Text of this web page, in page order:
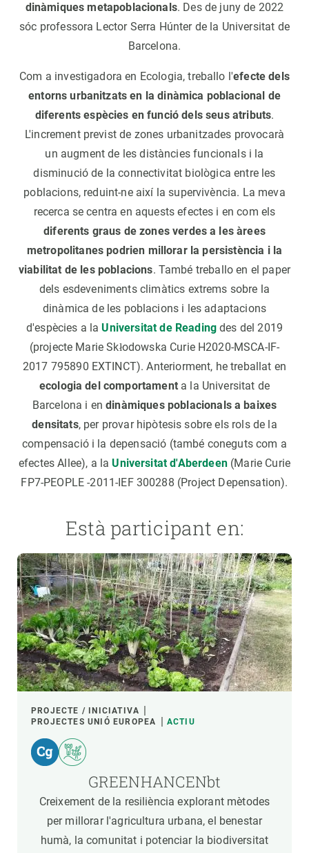
dinàmiques metapoblacionals. Des de juny de 2022
sóc professora Lector Serra Húnter de la Universitat de
Barcelona.
Com a investigadora en Ecologia, treballo l'efecte dels
entorns urbanitzats en la dinàmica poblacional de
diferents espècies en funció dels seus atributs.
L'increment previst de zones urbanitzades provocarà
un augment de les distàncies funcionals i la
disminució de la connectivitat biològica entre les
poblacions, reduint-ne així la supervivència. La meva
recerca se centra en aquests efectes i en com els
diferents graus de zones verdes a les àrees
metropolitanes podrien millorar la persistència i la
viabilitat de les poblacions. També treballo en el paper
dels esdeveniments climàtics extrems sobre la
dinàmica de les poblacions i les adaptacions
d'espècies a laUniversitat de Reading des del 2019
(projecte Marie Skłodowska Curie H2020-MSCA-IF-
2017 795890 EXTINCT). Anteriorment, he treballat en
ecologia del comportamenta la Universitat de
Barcelona i endinàmiques poblacionals a baixes
densitats, per provar hipòtesis sobre els rols de la
compensació i la depensació (també coneguts com a
efectes Allee), a laUniversitat d'Aberdeen(Marie Curie
FP7-PEOPLE -2011-IEF 300288 (Project Depensation).
Està participant en:
PROJECTE / INICIATIVA
PROJECTES UNIÓ EUROPEA
ACTIU
GREENHANCENbt
Creixement de la resiliència explorant mètodes
per millorar l'agricultura urbana, el benestar
humà, la comunitat i potenciar la biodiversitat